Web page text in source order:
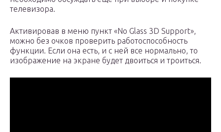
телевизора.
Активировав в меню пункт «No Glass 3D Support»,
можно без очков проверить работоспособность
функции. Если она есть, и с ней все нормально, то
изображение на экране будет двоиться и троиться.